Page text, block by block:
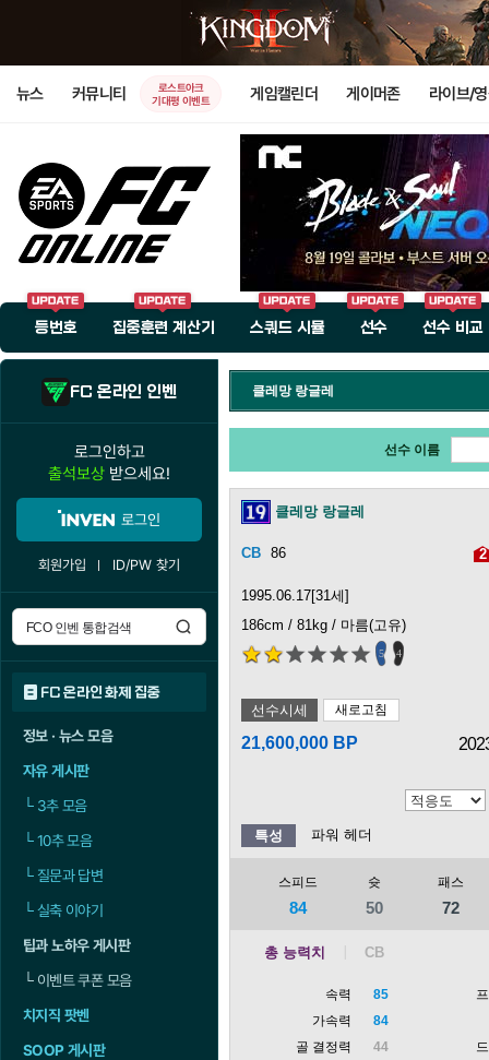
뉴스 커뮤니티
로스트아크
기대평 이벤트
게임캘린더 게이머존 라이브/
등번호 집중훈련 계산기 스쿼드 시뮬 선수 선수 비교
FC 온라인 인벤
로그인하고
출석보상 받으세요!
로그인
회원가입 ID/PW 찾기
FC 온라인 화제 집중
정보 · 뉴스 모음
자유 게시판
└3추 모음
└10추 모음
└질문과 답변
└실축 이야기
팁과 노하우 게시판
└이벤트 쿠폰 모음
치지직 팟벤
SOOP 게시판
클레망 랑글레
선수 이름
클레망 랑글레
86 2
1995.06.17[31세]
186cm / 81kg / 마름(고유)
5 4
선수시세 새로고침
21,600,000 BP
특성 파워 헤더
스피드
84
슛
50
패스
72
총 능력치
속력
85
가속력
84
골 결정력
44